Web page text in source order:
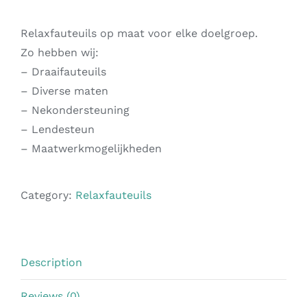
Relaxfauteuils op maat voor elke doelgroep.
Zo hebben wij:
– Draaifauteuils
– Diverse maten
– Nekondersteuning
– Lendesteun
– Maatwerkmogelijkheden
Category: Relaxfauteuils
Description